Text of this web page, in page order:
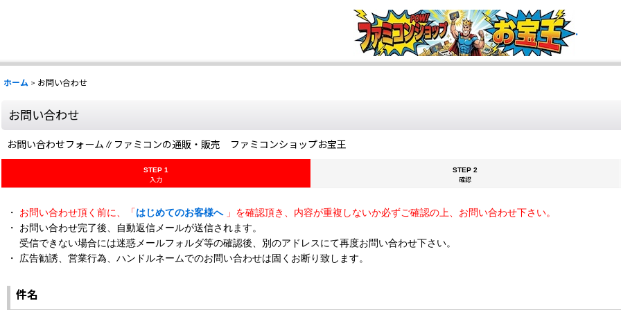
.
ホーム > お問い合わせ
お問い合わせ
お問い合わせフォーム∥ファミコンの通販・販売 ファミコンショップお宝王
STEP 1
入力
STEP 2
確認
・ お問い合わせ頂く前に、「はじめてのお客様へ 」を確認頂き、内容が重複しないか必ずご確認の上、お問い合わせ下さい。
・ お問い合わせ完了後、自動返信メールが送信されます。
受信できない場合には迷惑メールフォルダ等の確認後、別のアドレスにて再度お問い合わせ下さい。
・ 広告勧誘、営業行為、ハンドルネームでのお問い合わせは固くお断り致します。
件名